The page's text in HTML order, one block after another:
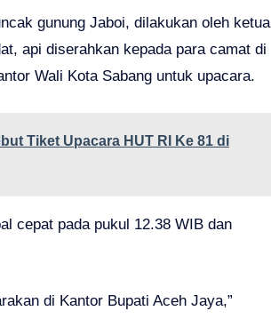
gunung Jaboi, dilakukan oleh ketua
api diserahkan kepada para camat di
Wali Kota Sabang untuk upacara.
Tiket Upacara HUT RI Ke 81 di
cepat pada pukul 12.38 WIB dan
di Kantor Bupati Aceh Jaya,”